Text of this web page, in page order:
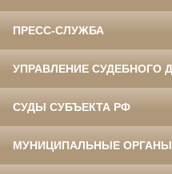
ПРЕСС-СЛУЖБА
УПРАВЛЕНИЕ СУДЕБНОГО
СУДЫ СУБЪЕКТА РФ
МУНИЦИПАЛЬНЫЕ